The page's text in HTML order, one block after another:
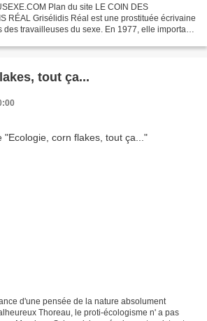
Plan du site LE COIN DES
RÉAL Grisélidis Réal est une prostituée écrivaine
travailleuses du sexe. En 1977, elle importait
tout ça...
d'une pensée de la nature absolument
Thoreau, le proti-écologisme n' a pas